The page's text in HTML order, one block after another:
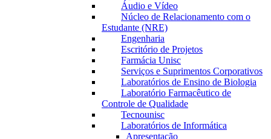
Áudio e Vídeo
Núcleo de Relacionamento com o
Estudante (NRE)
Engenharia
Escritório de Projetos
Farmácia Unisc
Serviços e Suprimentos Corporativos
Laboratórios de Ensino de Biologia
Laboratório Farmacêutico de
Controle de Qualidade
Tecnounisc
Laboratórios de Informática
Apresentação